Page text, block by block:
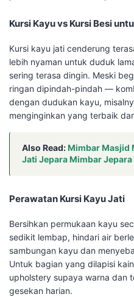
Kursi Kayu vs Kursi Besi
Kursi kayu jati cenderung
lebih nyaman untuk duduk
sering terasa dingin. Meski
ringan dipindah-pindah —
dengan dudukan kayu,
menginginkan yang terbaik
Also Read:Mimbar Masjid
Jati Jepara Mimbar Jepara
Perawatan Kursi Kayu Jati
Bersihkan permukaan kayu
sedikit lembap, hindari air
sambungan kayu dan
Untuk bagian yang dilapisi
upholstery supaya warna dan
gesekan harian.